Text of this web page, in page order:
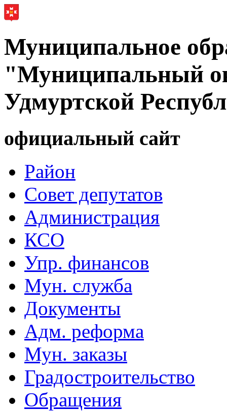
Муниципальное
"Муниципальный
Удмуртской
официальный сайт
Район
Совет депутатов
Администрация
КСО
Упр. финансов
Мун. служба
Документы
Адм. реформа
Мун. заказы
Градостроительство
Обращения